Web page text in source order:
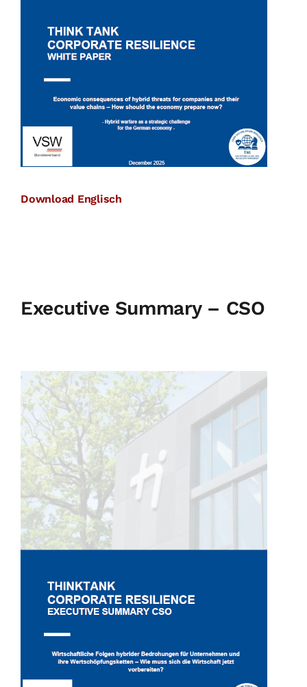
Download Englisch
Executive Summary – CSO